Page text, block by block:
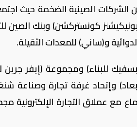
الشركات الصينية الضخمة حيث
كونستركشن) وبنك الصين
و(ساني) للمعدات الثقيلة.
للبناء) ومجموعة (إيفر جرين
الابعاد) وإتحاد غرفة تجارة وصناعة
مع عملاق التجارة الإلكترونية